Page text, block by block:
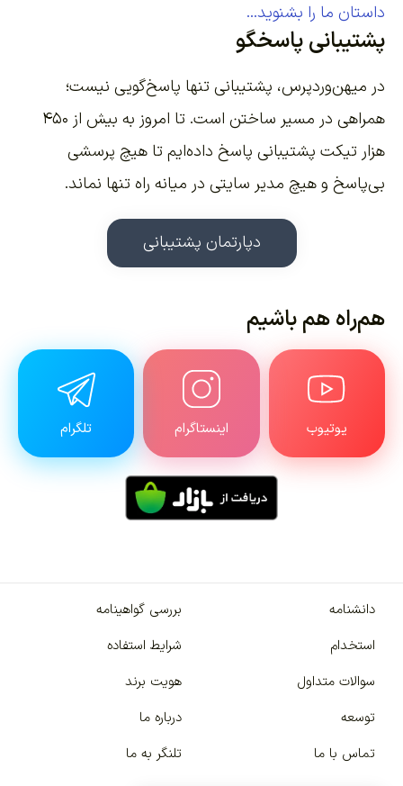
داستان ما را بشنوید...
پشتیبانی پاسخگو
در میهن‌وردپرس، پشتیبانی تنها پاسخ‌گویی نیست؛
همراهی در مسیر ساختن است. تا امروز به بیش از ۴۵۰
هزار تیکت پشتیبانی پاسخ داده‌ایم تا هیچ پرسشی
بی‌پاسخ و هیچ مدیر سایتی در میانه راه تنها نماند.
دپارتمان پشتیبانی
هم‌راه هم باشیم
یوتیوب اینستاگرام تلگرام
دانشنامه
بررسی گواهینامه
استخدام
شرایط استفاده
سوالات متداول
هویت برند
توسعه
درباره ما
تماس با ما
تلنگر به ما